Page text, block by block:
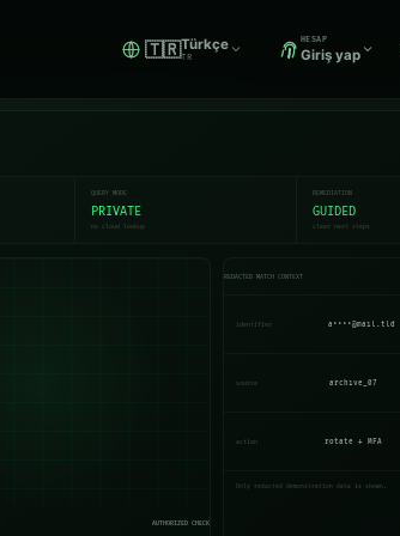
🇹🇷Türkçe
TR
HESAP
Giriş yap
QUERY MODE
PRIVATE
no cloud lookup
REMEDIATION
GUIDED
clear next steps
AUTHORIZED CHECK
REDACTED MATCH CONTEXT
identifier a••••@mail.tld
source archive_07
action rotate + MFA
Only redacted demonstration data is shown.